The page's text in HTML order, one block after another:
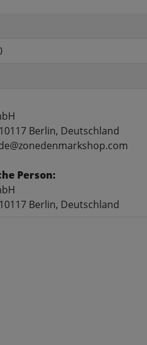
Berlin, Deutschland
Person:
Berlin, Deutschland